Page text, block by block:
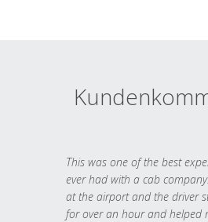
This was one of the best
ever had with a cab
at the airport and the driver
for over an hour and helped